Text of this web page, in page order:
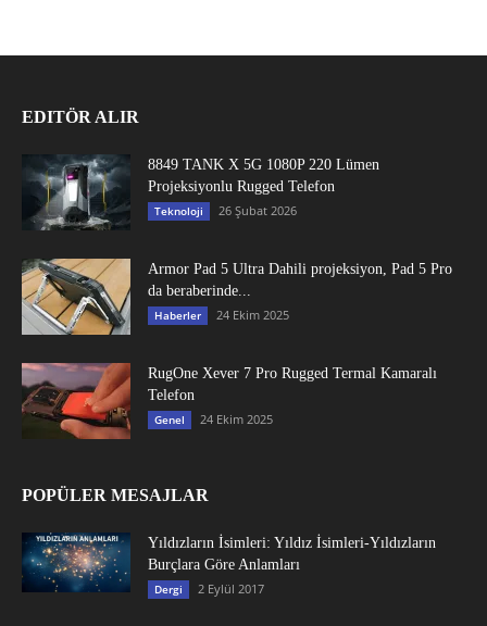
EDITÖR ALIR
8849 TANK X 5G 1080P 220 Lümen
Projeksiyonlu Rugged Telefon
Teknoloji 26 Şubat 2026
Armor Pad 5 Ultra Dahili projeksiyon, Pad 5 Pro
da beraberinde...
Haberler 24 Ekim 2025
RugOne Xever 7 Pro Rugged Termal Kamaralı
Telefon
Genel 24 Ekim 2025
POPÜLER MESAJLAR
Yıldızların İsimleri: Yıldız İsimleri-Yıldızların
Burçlara Göre Anlamları
Dergi 2 Eylül 2017